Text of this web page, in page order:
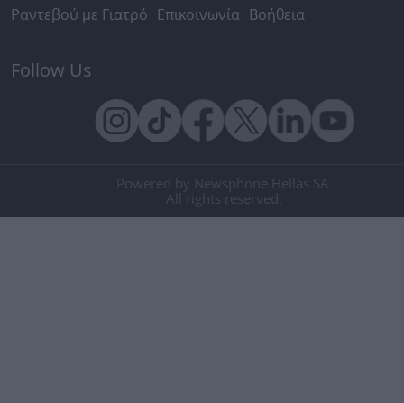
Ραντεβού με Γιατρό Επικοινωνία Βοήθεια
Follow Us
Powered by Newsphone Hellas SA.
All rights reserved.